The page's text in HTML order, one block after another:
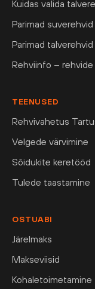
Kuidas valida
Parimad
Parimad
Rehviinfo –
TEENUSED
Rehvivahetus
Velgede värvimine
Sõidukite keretööd
Tulede taastamine
OSTUABI
Järelmaks
Makseviisid
Kohaletoimetamine